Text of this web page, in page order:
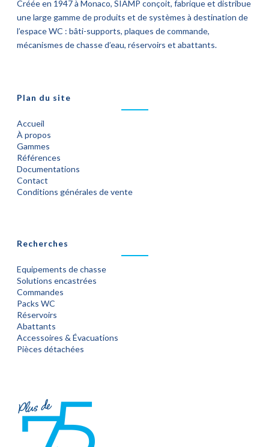
Créée en 1947 à Monaco, SIAMP conçoit, fabrique et distribue
une large gamme de produits et de systèmes à destination de
l’espace WC : bâti-supports, plaques de commande,
mécanismes de chasse d’eau, réservoirs et abattants.
Plan du site
Accueil
À propos
Gammes
Références
Documentations
Contact
Conditions générales de vente
Recherches
Equipements de chasse
Solutions encastrées
Commandes
Packs WC
Réservoirs
Abattants
Accessoires & Évacuations
Pièces détachées